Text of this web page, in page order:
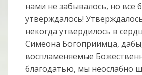
нами не забывалось, но все
утверждалось!
некогда утвердилось в
Симеона Богоприимца,
воспламеняемые
благодатью, мы неослабно